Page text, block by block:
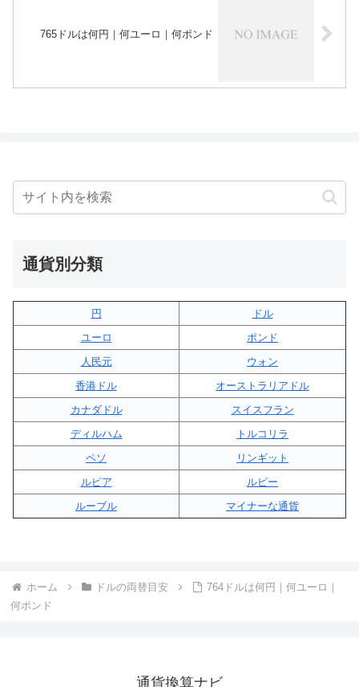
765ドルは何円｜何ユーロ｜何ポンド
通貨別分類
円
ドル
ユーロ
ポンド
人民元
ウォン
香港ドル
オーストラリアドル
カナダドル
スイスフラン
ディルハム
トルコリラ
ペソ
リンギット
ルピア
ルピー
ルーブル
マイナーな通貨
ホーム ドルの両替目安
764ドルは何円｜何ユーロ｜
何ポンド
通貨換算ナビ